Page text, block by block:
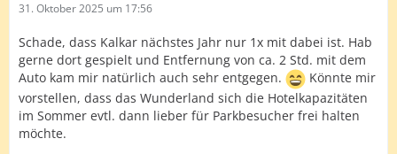
31. Oktober 2025 um 17:56
Schade, dass Kalkar nächstes Jahr nur 1x mit dabei ist. Hab
gerne dort gespielt und Entfernung von ca. 2 Std. mit dem
Auto kam mir natürlich auch sehr entgegen.
Könnte mir
vorstellen, dass das Wunderland sich die Hotelkapazitäten
im Sommer evtl. dann lieber für Parkbesucher frei halten
möchte.